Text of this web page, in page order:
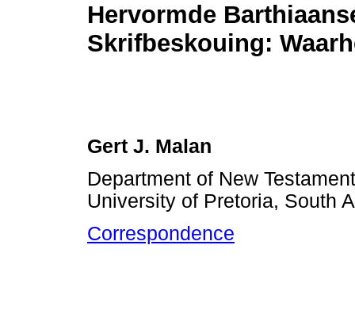
Hervormde
Skrifbeskouing:
Gert J. Malan
Department of New
University of Pretoria, South
Correspondence